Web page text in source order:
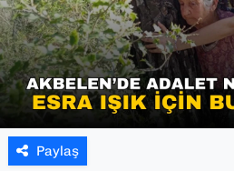
Paylaş
YAŞAM
YEREL YÖNETİMLER